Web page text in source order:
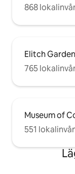
868
Elitch
765
Museum of
551